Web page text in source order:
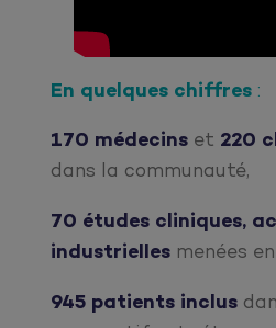
En quelques chiffres :
170 médecins et 220
dans la communauté,
70 études cliniques,
industrielles menées
945 patients inclus